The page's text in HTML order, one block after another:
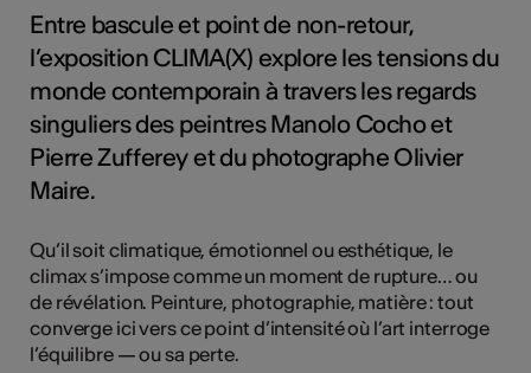
Entre bascule et point de non-retour,
l’exposition CLIMA(X) explore les tensions du
monde contemporain à travers les regards
singuliers des peintres Manolo Cocho et
Pierre Zufferey et du photographe Olivier
Maire.
Qu’il soit climatique, émotionnel ou esthétique, le
climax s’impose comme un moment de rupture… ou
de révélation. Peinture, photographie, matière : tout
converge ici vers ce point d’intensité où l’art interroge
l’équilibre — ou sa perte.